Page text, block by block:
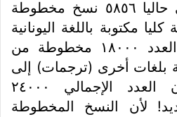
المخطوطات الرسمي حاليا ٥٨٥٦ نسخ مخطوطة
مكتوبة باللغة اليونانية
وإن أضفنا إلى هذا العدد ١٨٠٠٠ مخطوطة من
بلغات أخرى (ترجمات) إلى
جانب اليونانية يكون العدد الإجمالي ٢٤٠٠٠
لأن النسخ المخطوطة